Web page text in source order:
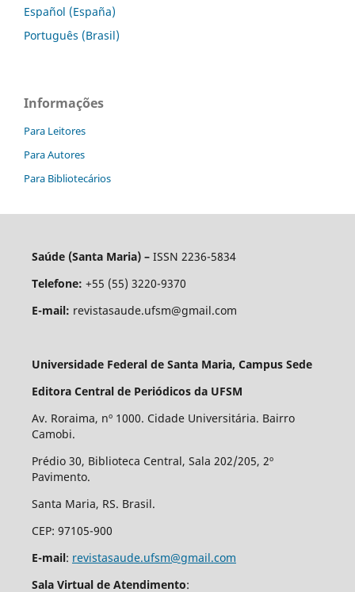
Español (España)
Português (Brasil)
Informações
Para Leitores
Para Autores
Para Bibliotecários
Saúde (Santa Maria) – ISSN 2236-5834
Telefone: +55 (55) 3220-9370
E-mail: revistasaude.ufsm@gmail.com
Universidade Federal de Santa Maria, Campus Sede
Editora Central de Periódicos da UFSM
Av. Roraima, nº 1000. Cidade Universitária. Bairro
Camobi.
Prédio 30, Biblioteca Central, Sala 202/205, 2º
Pavimento.
Santa Maria, RS. Brasil.
CEP: 97105-900
E-mail: revistasaude.ufsm@gmail.com
Sala Virtual de Atendimento: